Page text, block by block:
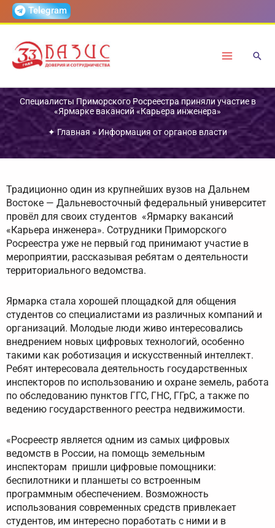
ПерейтиTelegram
Специалисты Приморского Росреестра приняли участие в
«Ярмарке вакансий «Карьера инженера»
✦ Главная » Информация от органов власти
Традиционно один из крупнейших вузов на Дальнем
Востоке — Дальневосточный федеральный университет
провёл для своих студентов «Ярмарку вакансий
«Карьера инженера». Сотрудники Приморского
Росреестра уже не первый год принимают участие в
мероприятии, рассказывая ребятам о деятельности
территориального ведомства.
Ярмарка стала хорошей площадкой для общения
студентов со специалистами из различных компаний и
организаций. Молодые люди живо интересовались
внедрением новых цифровых технологий, особенно
такими как роботизация и искусственный интеллект.
Ребят интересовала деятельность государственных
инспекторов по использованию и охране земель, работа
по обследованию пунктов ГГС, ГНС, ГГрС, а также по
ведению государственного реестра недвижимости.
«Росреестр является одним из самых цифровых
ведомств в России, на помощь земельным
инспекторам пришли цифровые помощники:
беспилотники и планшеты со встроенным
программным обеспечением. Возможность
использования современных средств привлекает
студентов, им интересно поработать с ними и в